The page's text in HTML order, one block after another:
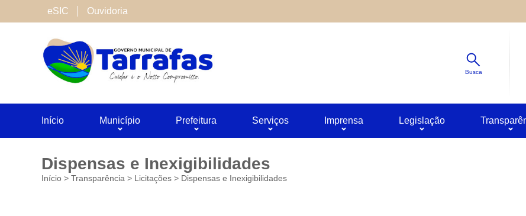
eSIC Ouvidoria
Busca
Início Município Prefeitura Serviços Imprensa Legislação
Dispensas e Inexigibilidades
Início > Transparência > Licitações > Dispensas e Inexigibilidades
Padrão
Cookies de terceiros
São cookies inseridos por serviços associados ao site oferecido por outras empresas e que não temos
Salvar